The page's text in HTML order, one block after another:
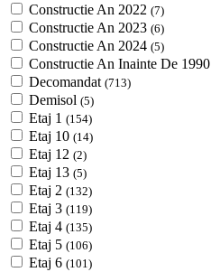
Constructie An 2022 (7)
Constructie An 2023 (6)
Constructie An 2024 (5)
Constructie An Inainte De 1990
Decomandat (713)
Demisol (5)
Etaj 1 (154)
Etaj 10 (14)
Etaj 12 (2)
Etaj 13 (5)
Etaj 2 (132)
Etaj 3 (119)
Etaj 4 (135)
Etaj 5 (106)
Etaj 6 (101)